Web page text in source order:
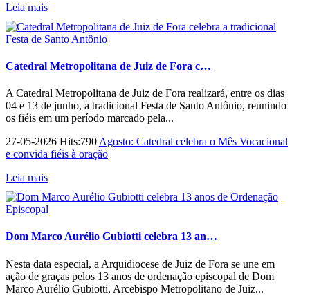
Leia mais
Catedral Metropolitana de Juiz de Fora c…
A Catedral Metropolitana de Juiz de Fora realizará, entre os dias
04 e 13 de junho, a tradicional Festa de Santo Antônio, reunindo
os fiéis em um período marcado pela...
27-05-2026 Hits:790 Agosto: Catedral celebra o Mês Vocacional
e convida fiéis à oração
Leia mais
Dom Marco Aurélio Gubiotti celebra 13 an…
Nesta data especial, a Arquidiocese de Juiz de Fora se une em
ação de graças pelos 13 anos de ordenação episcopal de Dom
Marco Aurélio Gubiotti, Arcebispo Metropolitano de Juiz...